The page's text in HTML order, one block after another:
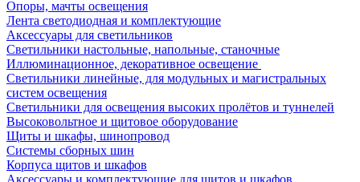
Опоры, мачты освещения
Лента светодиодная и комплектующие
Аксессуары для светильников
Светильники настольные, напольные, станочные
Иллюминационное, декоративное освещение
Светильники линейные, для модульных и магистральных
систем освещения
Светильники для освещения высоких пролётов и туннелей
Высоковольтное и щитовое оборудование
Щиты и шкафы, шинопровод
Системы сборных шин
Корпуса щитов и шкафов
Аксессуары и комплектующие для щитов и шкафов